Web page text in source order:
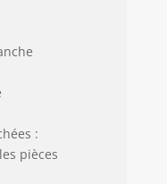
des
photo
enfant
cadeau idéal
le
:
pièces